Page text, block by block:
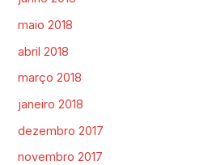
maio 2018
abril 2018
março 2018
janeiro 2018
dezembro 2017
novembro 2017